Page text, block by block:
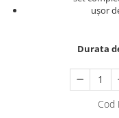
Persoana
ușor
Durata
Cod